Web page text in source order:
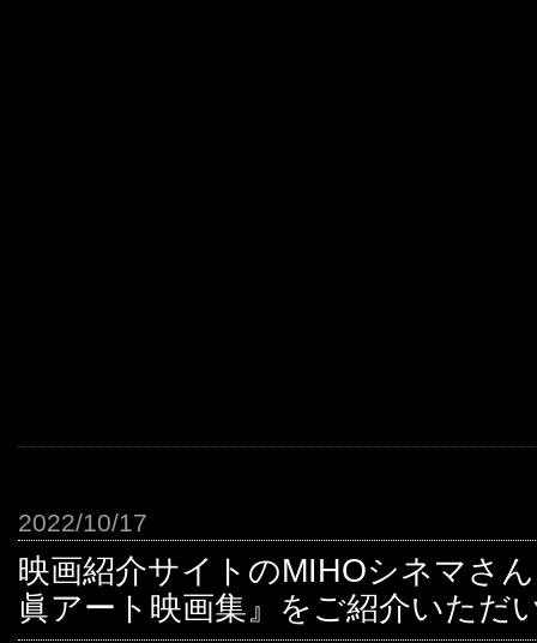
2022/10/17
映画紹介サイトのMIHOシネマさ
眞アート映画集』をご紹介いただ